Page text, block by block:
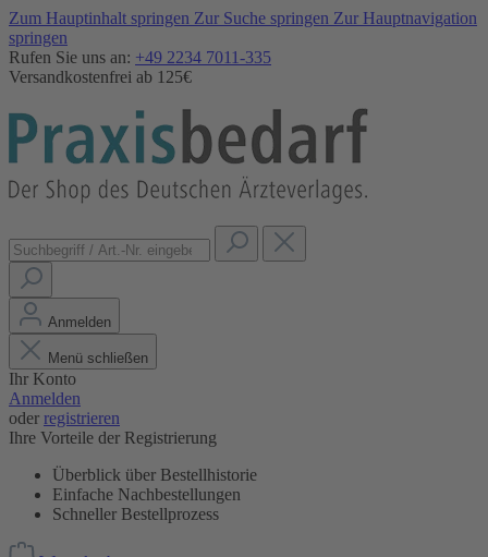
Zum Hauptinhalt springen Zur Suche springen Zur Hauptnavigation
springen
Rufen Sie uns an: +49 2234 7011-335
Versandkostenfrei ab 125€
Anmelden
Menü schließen
Ihr Konto
Anmelden
oder registrieren
Ihre Vorteile der Registrierung
Überblick über Bestellhistorie
Einfache Nachbestellungen
Schneller Bestellprozess